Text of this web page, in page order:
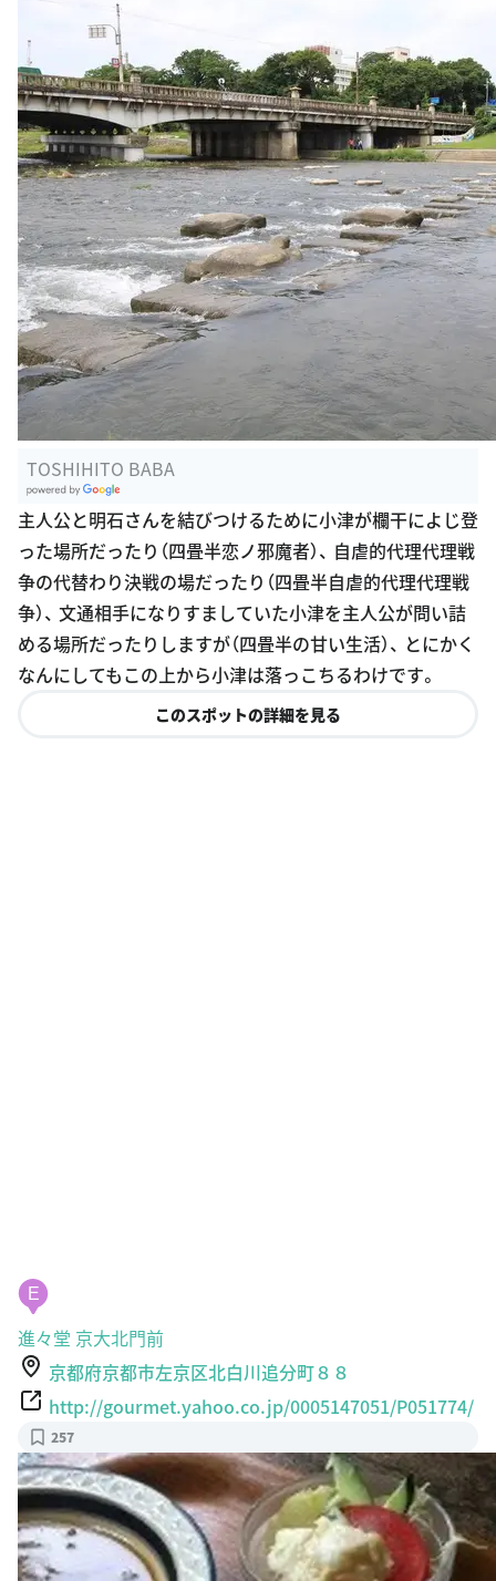
TOSHIHITO BABA
oogle Plac
es
主人公と明石さんを結びつけるために小津が欄干によじ登
った場所だったり（四畳半恋ノ邪魔者）、 自虐的代理代理戦
争の代替わり決戦の場だったり（四畳半自虐的代理代理戦
争）、 文通相手になりすましていた小津を主人公が問い詰
める場所だったりしますが（四畳半の甘い生活）、 とにかく
なんにしてもこの上から小津は落っこちるわけです。
このスポットの詳細を見る
E
進々堂 京大北門前
京都府京都市左京区北白川追分町８８
http://gourmet.yahoo.co.jp/0005147051/P051774/
257